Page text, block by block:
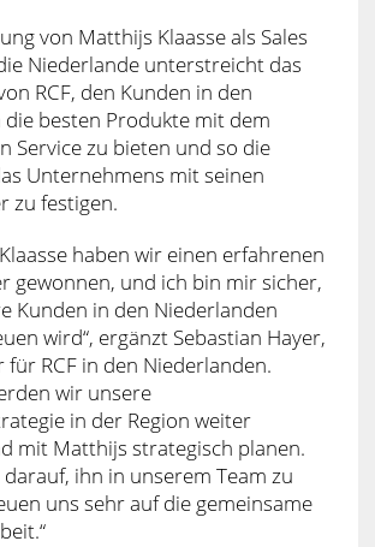
von Matthijs Klaasse als Sales
Niederlande unterstreicht das
RCF, den Kunden in den
besten Produkte mit dem
Service zu bieten und so die
Unternehmens mit seinen
zu festigen.
haben wir einen erfahrenen
gewonnen, und ich bin mir sicher,
Kunden in den Niederlanden
wird“, ergänzt Sebastian Hayer,
für RCF in den Niederlanden.
wir unsere
in der Region weiter
mit Matthijs strategisch planen.
ihn in unserem Team zu
uns sehr auf die gemeinsame